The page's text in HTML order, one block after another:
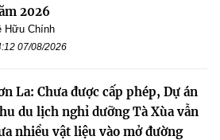
2026
Hữu Chính
07/08/2026
La: Chưa được cấp phép, Dự án
du lịch nghỉ dưỡng Tà Xùa vẫn
nhiều vật liệu vào mở đường